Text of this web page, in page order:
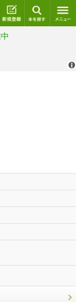
ログイン 新規登録